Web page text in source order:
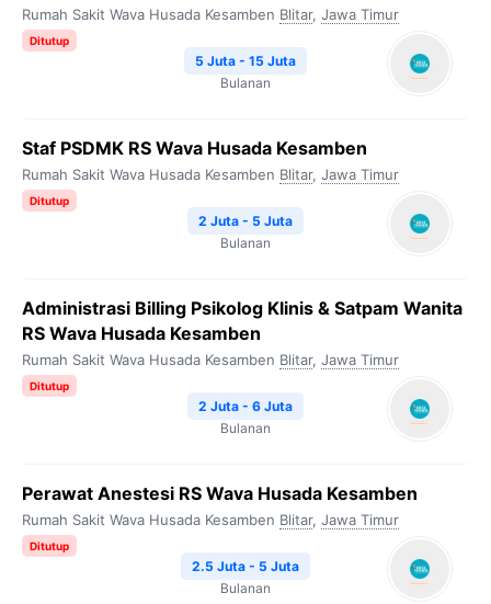
Rumah Sakit Wava Husada Kesamben Blitar, Jawa Timur
Ditutup
5 Juta - 15 Juta
Bulanan
Staf PSDMK RS Wava Husada Kesamben
Rumah Sakit Wava Husada Kesamben Blitar, Jawa Timur
Ditutup
2 Juta - 5 Juta
Bulanan
Administrasi Billing Psikolog Klinis & Satpam Wanita
RS Wava Husada Kesamben
Rumah Sakit Wava Husada Kesamben Blitar, Jawa Timur
Ditutup
2 Juta - 6 Juta
Bulanan
Perawat Anestesi RS Wava Husada Kesamben
Rumah Sakit Wava Husada Kesamben Blitar, Jawa Timur
Ditutup
2.5 Juta - 5 Juta
Bulanan